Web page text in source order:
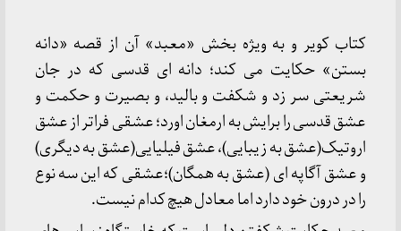
کتاب کویر و به ویژه بخش «معبد» آن از قصه «دانه
بستن» حکایت می کند؛ دانه ای قدسی که در جان
شریعتی سر زد و شکفت و بالید، و بصیرت و حکمت و
عشق قدسی را برایش به ارمغان اورد؛ عشقی فراتر از عشق
اروتیک(عشق به زیبایی)، عشق فیلیایی(عشق به دیگری)
و عشق آگاپه ای (عشق به همگان)؛عشقی که این سه نوع
را در درون خود دارد اما معادل هیچ کدام نیست.